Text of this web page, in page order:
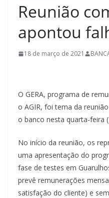
Reunião
apontou
18 de março de 2021
O GERA, programa de
o AGIR, foi tema da
o banco nesta quarta-feira
No início da reunião, os
uma apresentação do
fase de testes em
prevê remunerações
satisfação do cliente) e